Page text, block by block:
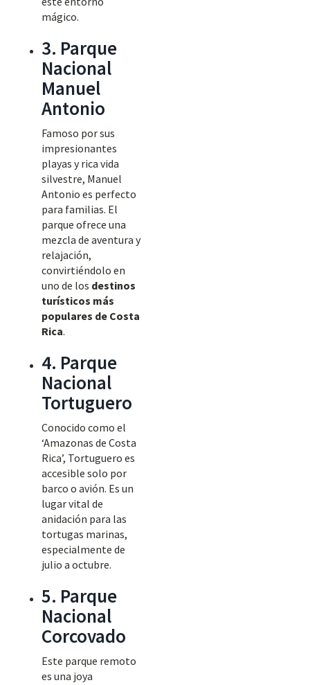
mágico.
3. Parque
Nacional
Manuel
Antonio
Famoso por sus
impresionantes
playas y rica vida
silvestre, Manuel
Antonio es perfecto
para familias. El
parque ofrece una
mezcla de aventura y
relajación,
convirtiéndolo en
uno de los destinos
turísticos más
populares de Costa
Rica.
4. Parque
Nacional
Tortuguero
Conocido como el
‘Amazonas de Costa
Rica’, Tortuguero es
accesible solo por
barco o avión. Es un
lugar vital de
anidación para las
tortugas marinas,
especialmente de
julio a octubre.
5. Parque
Nacional
Corcovado
Este parque remoto
es una joya